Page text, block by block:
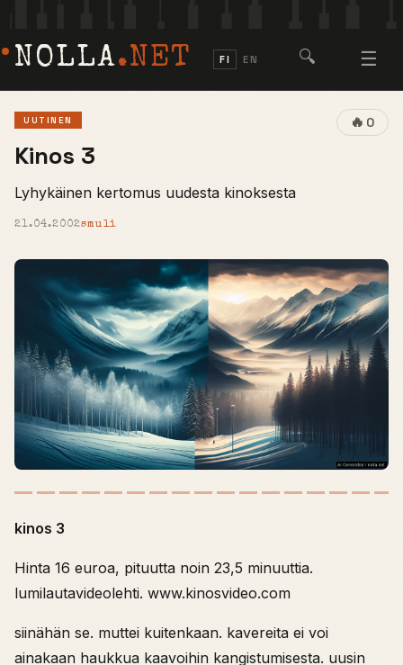
NOLLA.NET FI EN 🔍 ☰
🔥 0
UUTINEN
Kinos 3
Lyhykäinen kertomus uudesta kinoksesta
21.04.2002smuli
kinos 3
Hinta 16 euroa, pituutta noin 23,5 minuuttia.
lumilautavideolehti. www.kinosvideo.com
siinähän se. muttei kuitenkaan. kavereita ei voi
ainakaan haukkua kaavoihin kangistumisesta. uusin